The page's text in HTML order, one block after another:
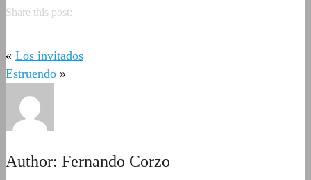
Share this post:
« Los invitados
Estruendo »
Author: Fernando Corzo